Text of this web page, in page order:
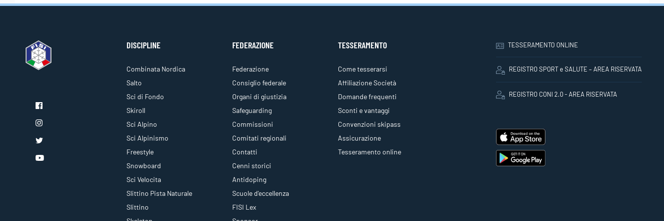
DISCIPLINE
Combinata Nordica
Salto
Sci di Fondo
Skiroll
Sci Alpino
Sci Alpinismo
Freestyle
Snowboard
Sci Velocita
Slittino Pista Naturale
Slittino
FEDERAZIONE
Federazione
Consiglio federale
Organi di giustizia
Safeguarding
Commissioni
Comitati regionali
Contatti
Cenni storici
Antidoping
Scuole d'eccellenza
FISI Lex
TESSERAMENTO
Come tesserarsi
Affiliazione Società
Domande frequenti
Sconti e vantaggi
Convenzioni skipass
Assicurazione
Tesseramento online
TESSERAMENTO ONLINE
REGISTRO SPORT e SALUTE – AREA RISERVATA
REGISTRO CONI 2.0 - AREA RISERVATA